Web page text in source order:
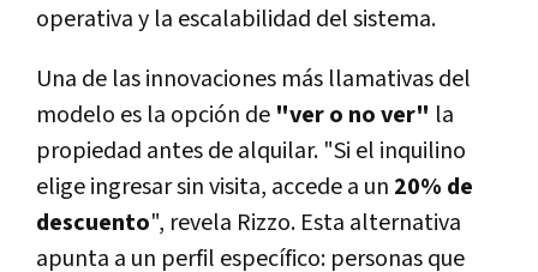
operativa y la escalabilidad del sistema.
Una de las innovaciones más llamativas del
modelo es la opción de "ver o no ver" la
propiedad antes de alquilar. "Si el inquilino
elige ingresar sin visita, accede a un 20% de
descuento", revela Rizzo. Esta alternativa
apunta a un perfil específico: personas que